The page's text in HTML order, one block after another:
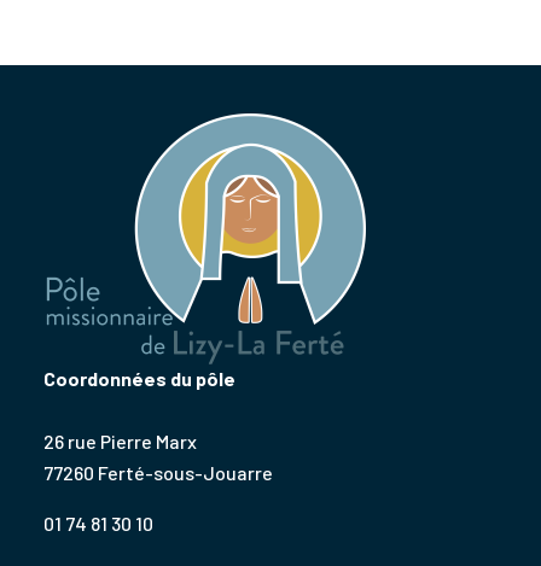
Coordonnées du pôle
26 rue Pierre Marx
77260 Ferté-sous-Jouarre
01 74 81 30 10